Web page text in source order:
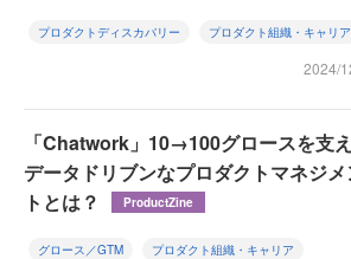
プロダクトディスカバリー プロダクト組織・キャリア
2024/
「Chatwork」10→100グロースを支
データドリブンなプロダクトマネジ
トとは？
ProductZine
グロース／GTM プロダクト組織・キャリア